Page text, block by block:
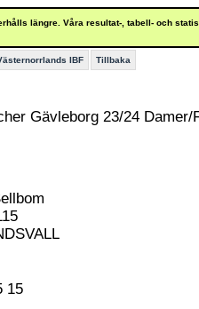
längre. Våra resultat-, tabell- och
IBF Tillbaka
Gävleborg 23/24
15